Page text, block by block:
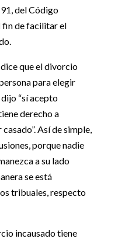
del Código
fin de facilitar el
que el divorcio
para elegir
“sí acepto
derecho a
Así de simple,
porque nadie
a su lado
se está
tribuales, respecto
incausado tiene